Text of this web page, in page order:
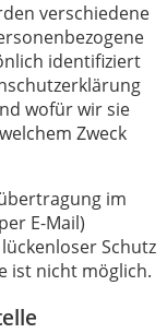
verschiedene
identifiziert
wofür wir sie
Zweck
im
E-Mail)
Schutz
ist nicht möglich.